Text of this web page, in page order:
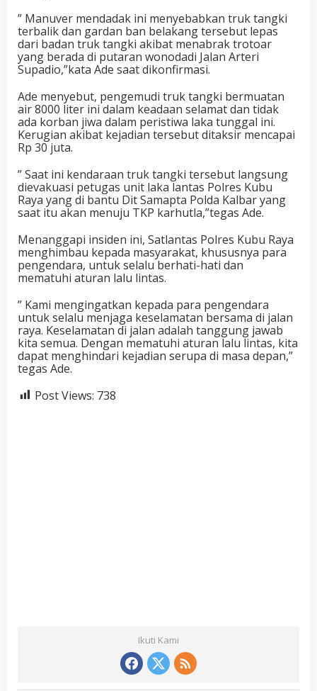
” Manuver mendadak ini menyebabkan truk tangki
terbalik dan gardan ban belakang tersebut lepas
dari badan truk tangki akibat menabrak trotoar
yang berada di putaran wonodadi Jalan Arteri
Supadio,”kata Ade saat dikonfirmasi.
Ade menyebut, pengemudi truk tangki bermuatan
air 8000 liter ini dalam keadaan selamat dan tidak
ada korban jiwa dalam peristiwa laka tunggal ini.
Kerugian akibat kejadian tersebut ditaksir mencapai
Rp 30 juta.
” Saat ini kendaraan truk tangki tersebut langsung
dievakuasi petugas unit laka lantas Polres Kubu
Raya yang di bantu Dit Samapta Polda Kalbar yang
saat itu akan menuju TKP karhutla,”tegas Ade.
Menanggapi insiden ini, Satlantas Polres Kubu Raya
menghimbau kepada masyarakat, khususnya para
pengendara, untuk selalu berhati-hati dan
mematuhi aturan lalu lintas.
” Kami mengingatkan kepada para pengendara
untuk selalu menjaga keselamatan bersama di jalan
raya. Keselamatan di jalan adalah tanggung jawab
kita semua. Dengan mematuhi aturan lalu lintas, kita
dapat menghindari kejadian serupa di masa depan,”
tegas Ade.
Post Views: 738
Ikuti Kami